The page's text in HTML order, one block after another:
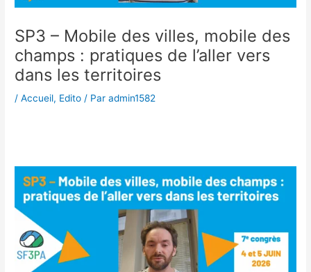
SP3 – Mobile des villes, mobile des
champs : pratiques de l’aller vers
dans les territoires
/Accueil, Edito / Paradmin1582